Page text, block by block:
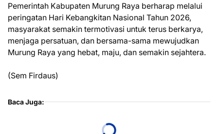
Pemerintah Kabupaten Murung Raya berharap melalui
peringatan Hari Kebangkitan Nasional Tahun 2026,
masyarakat semakin termotivasi untuk terus berkarya,
menjaga persatuan, dan bersama-sama mewujudkan
Murung Raya yang hebat, maju, dan semakin sejahtera.
(Sem Firdaus)
Baca Juga: